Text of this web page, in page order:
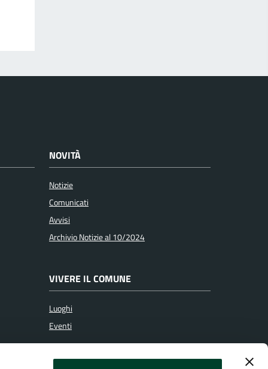
NOVITÀ
Notizie
Comunicati
Avvisi
Archivio Notizie al 10/2024
VIVERE IL COMUNE
Luoghi
Eventi
SEGUICI SU